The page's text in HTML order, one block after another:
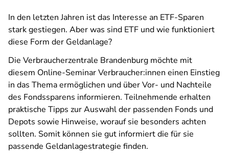
In den letzten Jahren ist das Interesse an ETF-Sparen
stark gestiegen. Aber was sind ETF und wie funktioniert
diese Form der Geldanlage?
Die Verbraucherzentrale Brandenburg möchte mit
diesem Online-Seminar Verbraucher:innen einen Einstieg
in das Thema ermöglichen und über Vor- und Nachteile
des Fondssparens informieren. Teilnehmende erhalten
praktische Tipps zur Auswahl der passenden Fonds und
Depots sowie Hinweise, worauf sie besonders achten
sollten. Somit können sie gut informiert die für sie
passende Geldanlagestrategie finden.